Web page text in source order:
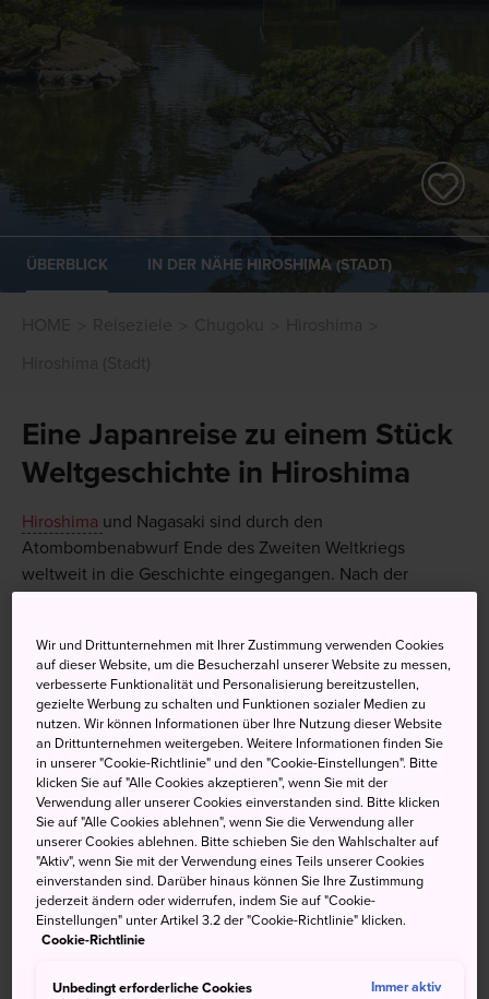
ÜBERBLICK IN DER NÄHE HIROSHIMA (STADT)
Eine Japanreise zu einem Stück
Weltgeschichte in Hiroshima
Hiroshima und Nagasaki sind durch den
Atombombenabwurf Ende des Zweiten Weltkriegs
weltweit in die Geschichte eingegangen. Nach der
Frieden und Verständigung.
Jedes Jahr am 6. August wird ein Gedenkgottesdienst zur
Erinnerung an die Opfer der Atombombe von 1945 in
Hiroshima abgehalten. Tausende Japaner und Touristen im
Japan Urlaub schreiben Friedensbotschaften auf
Papierlaternen, die gegen Sonnenuntergang entzündet
werden und dann flussabwärts schwimmen, vorbei an der
symbolträchtigen Ruine derAtombombenkuppel
. Bei
der Laternenzeremonie ist die Beteiligung jeder
einzelnen Person erwünscht.
Wir und Drittunternehmen mit Ihrer Zustimmung verwenden Cookies
auf dieser Website, um die Besucherzahl unserer Website zu messen,
verbesserte Funktionalität und Personalisierung bereitzustellen,
gezielte Werbung zu schalten und Funktionen sozialer Medien zu
nutzen. Wir können Informationen über Ihre Nutzung dieser Website
an Drittunternehmen weitergeben. Weitere Informationen finden Sie
in unserer "Cookie-Richtlinie" und den "Cookie-Einstellungen". Bitte
klicken Sie auf "Alle Cookies akzeptieren", wenn Sie mit der
Verwendung aller unserer Cookies einverstanden sind. Bitte klicken
Sie auf "Alle Cookies ablehnen", wenn Sie die Verwendung aller
unserer Cookies ablehnen. Bitte schieben Sie den Wahlschalter auf
"Aktiv", wenn Sie mit der Verwendung eines Teils unserer Cookies
einverstanden sind. Darüber hinaus können Sie Ihre Zustimmung
jederzeit ändern oder widerrufen, indem Sie auf "Cookie-
Einstellungen" unter Artikel 3.2 der "Cookie-Richtlinie" klicken.
Cookie-Richtlinie
Unbedingt erforderliche Cookies Immer aktiv